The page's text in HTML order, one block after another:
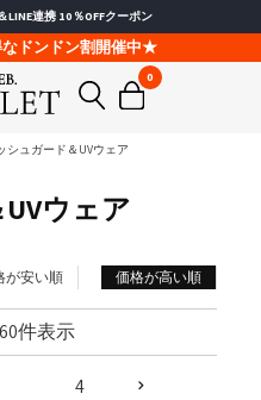
LINE連携 10％OFFクーポン
ドンドン割開催中★
0
シュガード＆UVウェア
ウェア
が安い順 価格が高い順
60件表示
4